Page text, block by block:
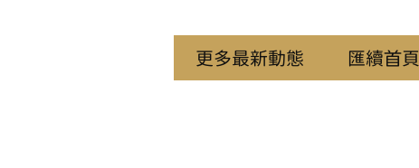
更多最新動態 匯續首頁